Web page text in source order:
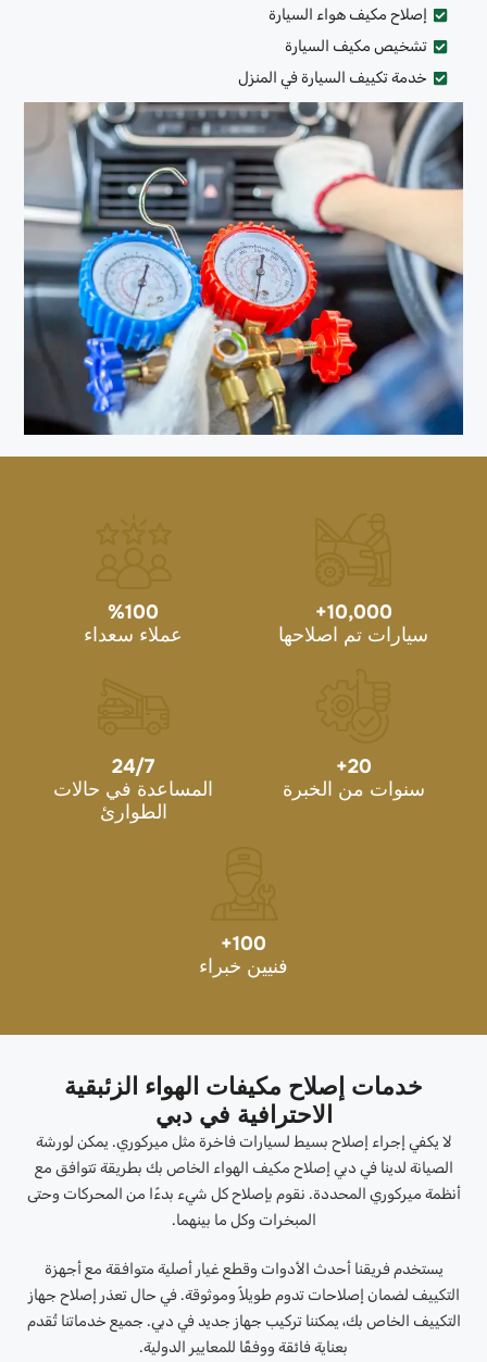
إصلاح مكيف هواء السيارة
تشخيص مكيف السيارة
خدمة تكييف السيارة في المنزل
10,000
+
سيارات تم اصلاحها
100
%
عملاء سعداء
20
+
سنوات من الخبرة
24/7
المساعدة في حالات
الطوارئ
100
+
فنيين خبراء
خدمات إصلاح مكيفات الهواء الزئبقية
الاحترافية في دبي
لا يكفي إجراء إصلاح بسيط لسيارات فاخرة مثل ميركوري. يمكن لورشة
الصيانة لدينا في دبي إصلاح مكيف الهواء الخاص بك بطريقة تتوافق مع
أنظمة ميركوري المحددة. نقوم بإصلاح كل شيء بدءًا من المحركات وحتى
المبخرات وكل ما بينهما.
يستخدم فريقنا أحدث الأدوات وقطع غيار أصلية متوافقة مع أجهزة
التكييف لضمان إصلاحات تدوم طويلاً وموثوقة. في حال تعذر إصلاح جهاز
التكييف الخاص بك، يمكننا تركيب جهاز جديد في دبي. جميع خدماتنا تُقدم
بعناية فائقة ووفقًا للمعايير الدولية.